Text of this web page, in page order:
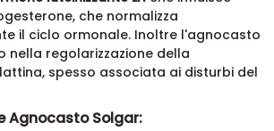
che normalizza
il ciclo ormonale. Inoltre l'agnocasto
nella regolarizzazione della
spesso associata ai disturbi del
Agnocasto Solgar: